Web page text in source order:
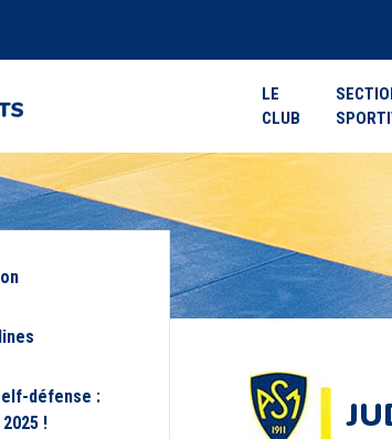
LE
CLUB
défense :
!